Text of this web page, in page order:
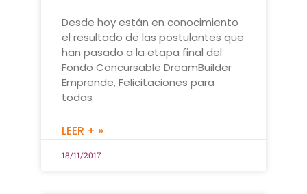
Desde hoy están en conocimiento
el resultado de las postulantes que
han pasado a la etapa final del
Fondo Concursable DreamBuilder
Emprende, Felicitaciones para
todas
LEER + »
18/11/2017